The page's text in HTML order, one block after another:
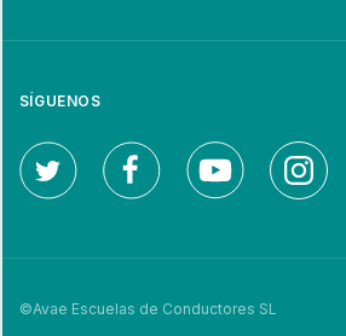
SÍGUENOS
©Avae Escuelas de Conductores SL